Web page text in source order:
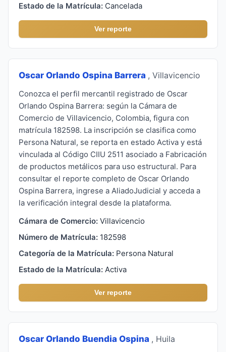
Estado de la Matrícula: Cancelada
Ver reporte
Oscar Orlando Ospina Barrera , Villavicencio
Conozca el perfil mercantil registrado de Oscar
Orlando Ospina Barrera: según la Cámara de
Comercio de Villavicencio, Colombia, figura con
matrícula 182598. La inscripción se clasifica como
Persona Natural, se reporta en estado Activa y está
vinculada al Código CIIU 2511 asociado a Fabricación
de productos metálicos para uso estructural. Para
consultar el reporte completo de Oscar Orlando
Ospina Barrera, ingrese a AliadoJudicial y acceda a
la verificación integral desde la plataforma.
Cámara de Comercio: Villavicencio
Número de Matrícula: 182598
Categoría de la Matrícula: Persona Natural
Estado de la Matrícula: Activa
Ver reporte
Oscar Orlando Buendia Ospina , Huila